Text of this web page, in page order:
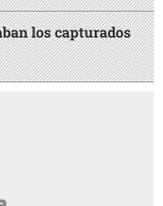
los capturados